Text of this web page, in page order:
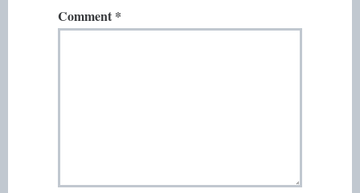
Comment *